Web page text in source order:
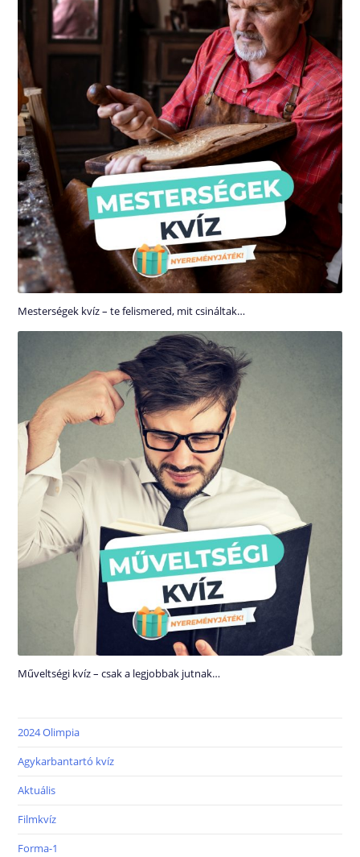
Mesterségek kvíz – te felismered, mit csináltak…
Műveltségi kvíz – csak a legjobbak jutnak…
2024 Olimpia
Agykarbantartó kvíz
Aktuális
Filmkvíz
Forma-1